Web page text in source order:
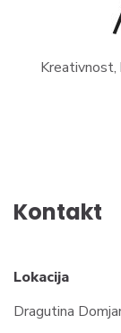
Kreativnost,
Kontakt
Lokacija
Dragutina